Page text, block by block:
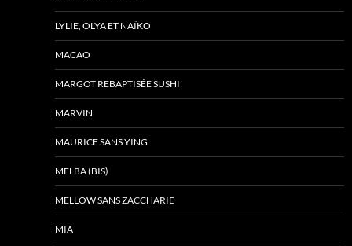
LYLIE, OLYA ET NAÏKO
MACAO
MARGOT REBAPTISÉE SUSHI
MARVIN
MAURICE SANS YING
MELBA (BIS)
MELLOW SANS ZACCHARIE
MIA